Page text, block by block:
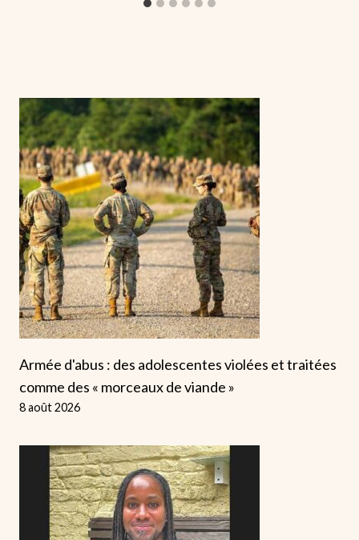
Armée d'abus : des adolescentes violées et traitées
comme des « morceaux de viande »
8 août 2026